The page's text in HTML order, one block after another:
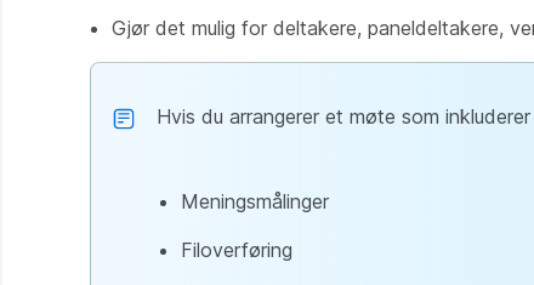
Gjør det mulig for deltakere, paneldeltakere,
Hvis du arrangerer et møte som
Meningsmålinger
Filoverføring